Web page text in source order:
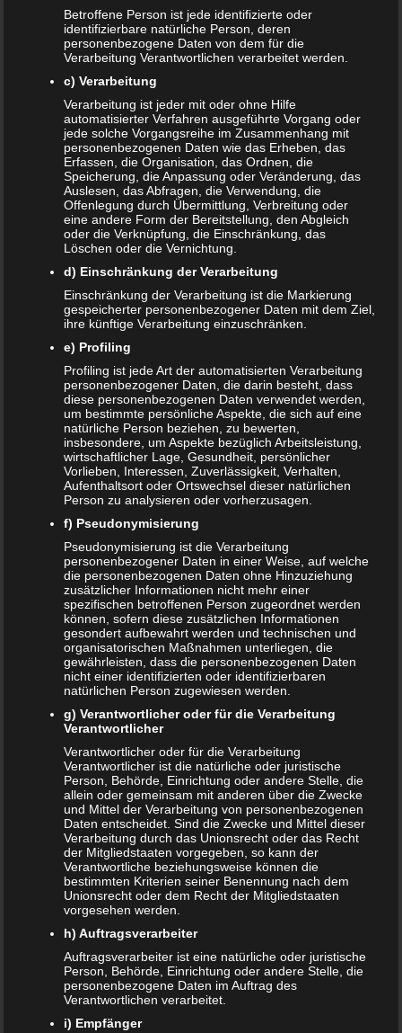
Erforderliche Felder sind mit* markiert
Kommentar*
E-Mail-Adresse*
Ich habe dieDatenschutzerklärung
genommen.
Datenschutzerklärung|Datenauszug|Datenschutzeinstellungen
Löschanfrage|Fotonachweise |Impressum
NEUE ARTIKEL
Das sind die vier Phasen der Eltern-Kind-Beziehung
Bildschirmzeit für Kinder: So viel ist wirklich genug!
Schwangerschaft – ein kurzer Überblick
Schwangerschaft: 1. Trimester
Babyhaut schützen: So gelingt es am besten!
NEUE KOMMENTARE
Frank ZimmermannzuSchwanger von Affäre – was nun?
Kristin Rudolphzu Vollmachten für Kinder
Franzi zu Vollmachten für Kinder
zuBRIO Angebote – Holzeisenbahnen besonders
günstig kaufen
SANDRAzuVollmachten für Kinder
Betroffene Person ist jede identifizierte oder
identifizierbare natürliche Person, deren
personenbezogene Daten von dem für die
Verarbeitung Verantwortlichen verarbeitet werden.
c) Verarbeitung
Verarbeitung ist jeder mit oder ohne Hilfe
automatisierter Verfahren ausgeführte Vorgang oder
jede solche Vorgangsreihe im Zusammenhang mit
personenbezogenen Daten wie das Erheben, das
Erfassen, die Organisation, das Ordnen, die
Speicherung, die Anpassung oder Veränderung, das
Auslesen, das Abfragen, die Verwendung, die
Offenlegung durch Übermittlung, Verbreitung oder
eine andere Form der Bereitstellung, den Abgleich
oder die Verknüpfung, die Einschränkung, das
Löschen oder die Vernichtung.
d) Einschränkung der Verarbeitung
Einschränkung der Verarbeitung ist die Markierung
gespeicherter personenbezogener Daten mit dem Ziel,
ihre künftige Verarbeitung einzuschränken.
e) Profiling
Profiling ist jede Art der automatisierten Verarbeitung
personenbezogener Daten, die darin besteht, dass
diese personenbezogenen Daten verwendet werden,
um bestimmte persönliche Aspekte, die sich auf eine
natürliche Person beziehen, zu bewerten,
insbesondere, um Aspekte bezüglich Arbeitsleistung,
wirtschaftlicher Lage, Gesundheit, persönlicher
Vorlieben, Interessen, Zuverlässigkeit, Verhalten,
Aufenthaltsort oder Ortswechsel dieser natürlichen
Person zu analysieren oder vorherzusagen.
f) Pseudonymisierung
Pseudonymisierung ist die Verarbeitung
personenbezogener Daten in einer Weise, auf welche
die personenbezogenen Daten ohne Hinzuziehung
zusätzlicher Informationen nicht mehr einer
spezifischen betroffenen Person zugeordnet werden
können, sofern diese zusätzlichen Informationen
gesondert aufbewahrt werden und technischen und
organisatorischen Maßnahmen unterliegen, die
gewährleisten, dass die personenbezogenen Daten
nicht einer identifizierten oder identifizierbaren
natürlichen Person zugewiesen werden.
g) Verantwortlicher oder für die Verarbeitung
Verantwortlicher
Verantwortlicher oder für die Verarbeitung
Verantwortlicher ist die natürliche oder juristische
Person, Behörde, Einrichtung oder andere Stelle, die
allein oder gemeinsam mit anderen über die Zwecke
und Mittel der Verarbeitung von personenbezogenen
Daten entscheidet. Sind die Zwecke und Mittel dieser
Verarbeitung durch das Unionsrecht oder das Recht
der Mitgliedstaaten vorgegeben, so kann der
Verantwortliche beziehungsweise können die
bestimmten Kriterien seiner Benennung nach dem
Unionsrecht oder dem Recht der Mitgliedstaaten
vorgesehen werden.
h) Auftragsverarbeiter
Auftragsverarbeiter ist eine natürliche oder juristische
Person, Behörde, Einrichtung oder andere Stelle, die
personenbezogene Daten im Auftrag des
Verantwortlichen verarbeitet.
i) Empfänger